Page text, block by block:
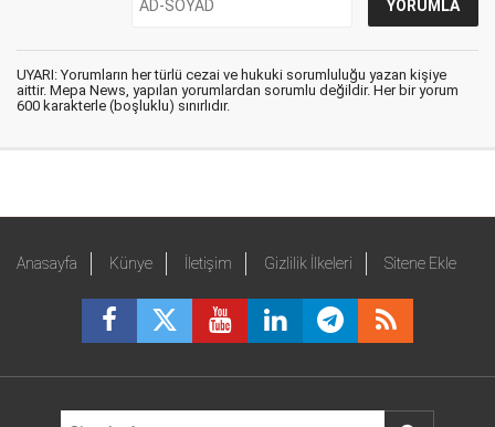
UYARI: Yorumların her türlü cezai ve hukuki sorumluluğu yazan kişiye
aittir. Mepa News, yapılan yorumlardan sorumlu değildir. Her bir yorum
600 karakterle (boşluklu) sınırlıdır.
Anasayfa Künye İletişim Gizlilik İlkeleri Sitene Ekle